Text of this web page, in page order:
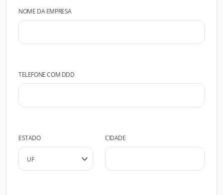
NOME DA EMPRESA
TELEFONE COM DDD
ESTADO CIDADE